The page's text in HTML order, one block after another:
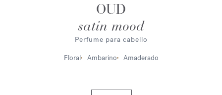
OUD
satin mood
Perfume para cabello
Floral
Ambarino Amaderado